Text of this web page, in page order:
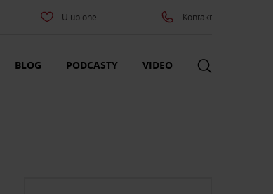
Ulubione Kontakt
BLOG PODCASTY VIDEO